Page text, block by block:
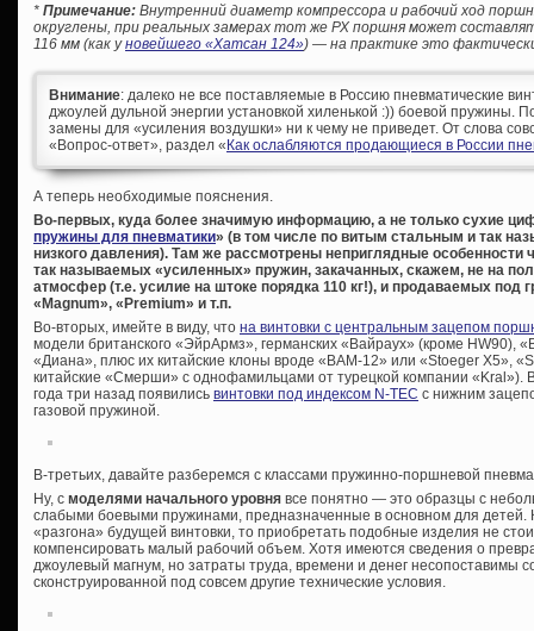
* Примечание: Внутренний диаметр компрессора и рабочий ход
округлены, при реальных замерах тот же РХ поршня может
116 мм (как уновейшего «Хатсан 124») — на практике это
Внимание: далеко не все поставляемые в Россию пневматические
джоулей дульной энергии установкой хиленькой :)) боевой пружины.
замены для «усиления воздушки» ни к чему не приведет. От слова
«Вопрос-ответ», раздел «Как ослабляются продающиеся в России
А теперь необходимые пояснения.
Во-первых, куда более значимую информацию, а не только сухие
пружины для пневматики» (в том числе по витым стальным и так
низкого давления). Там же рассмотрены неприглядные
так называемых «усиленных» пружин, закачанных, скажем, не на
атмосфер (т.е. усилие на штоке порядка 110 кг!), и продаваемых под
«Magnum», «Premium» и т.п.
Во-вторых, имейте в виду, что на винтовки с центральным зацепом
модели британского «ЭйрАрмз», германских «Вайраух» (кроме HW90),
«Диана», плюс их китайские клоны вроде «BAM-12» или «Stoeger Х5»,
китайские «Смерши» с однофамильцами от турецкой компании «Kral»).
года три назад появились винтовки под индексом N-TEC с нижним
газовой пружиной.
В-третьих, давайте разберемся с классами пружинно-поршневой
Ну, с моделями начального уровня все понятно — это образцы с
слабыми боевыми пружинами, предназначенные в основном для детей.
«разгона» будущей винтовки, то приобретать подобные изделия не
компенсировать малый рабочий объем. Хотя имеются сведения о
джоулевый магнум, но затраты труда, времени и денег несопоставимы
сконструированной под совсем другие технические условия.